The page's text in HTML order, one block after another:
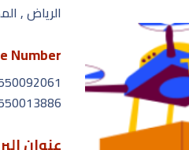
من
الرياض ,
Number